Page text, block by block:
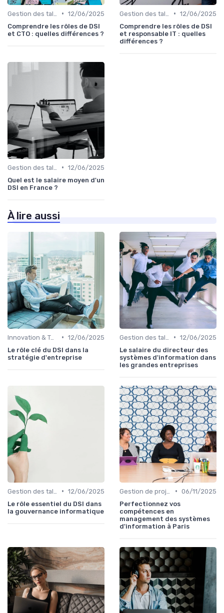
• 12/06/2025
Comprendre les rôles de DSI
et CTO : quelles différences ?
• 12/06/2025
Comprendre les rôles de DSI
et responsable IT : quelles
différences ?
• 12/06/2025
Quel est le salaire moyen d'un
DSI en France ?
À lire aussi
Innovation & Tendances • 12/06/2025
Le rôle clé du DSI dans la
stratégie d'entreprise
• 12/06/2025
Le salaire du directeur des
systèmes d'information dans
les grandes entreprises
• 12/06/2025
Le rôle essentiel du DSI dans
la gouvernance informatique
• 06/11/2025
Perfectionnez vos
compétences en
management des systèmes
d'information à Paris